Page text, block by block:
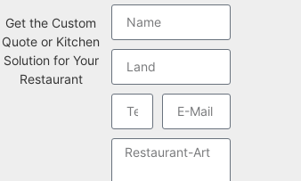
Get the Custom
Quote or Kitchen
Solution for Your
Restaurant